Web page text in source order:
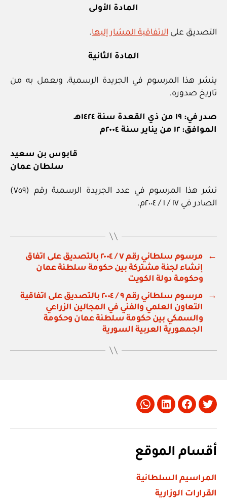
المادة الأولى
التصديق على الاتفاقية المشار إليها.
المادة الثانية
ينشر هذا المرسوم في الجريدة الرسمية، ويعمل به من
تاريخ صدوره.
صدر في: ١٩ من ذي القعدة سنة ١٤٢٤هـ
الموافق: ١٢ من يناير سنة ٢٠٠٤م
قابوس بن سعيد
سلطان عمان
نشر هذا المرسوم في عدد الجريدة الرسمية رقم (٧٥٩)
الصادر في ١٧ / ١ / ٢٠٠٤م.
←
مرسوم سلطاني رقم ٧ / ٢٠٠٤ بالتصديق على اتفاق
إنشاء لجنة مشتركة بين حكومة سلطنة عمان
وحكومة دولة الكويت
→
مرسوم سلطاني رقم ٩ / ٢٠٠٤ بالتصديق على اتفاقية
التعاون العلمي والفني في المجالين الزراعي
والسمكي بين حكومة سلطنة عمان وحكومة
الجمهورية العربية السورية
Twitter
Facebook
LinkedIn
Whatsapp
أقسام الموقع
المراسيم السلطانية
القرارات الوزارية